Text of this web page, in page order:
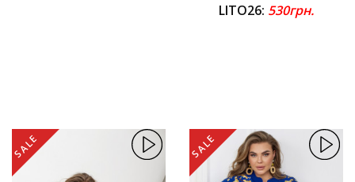
LITO26: 530грн.
SALE SALE